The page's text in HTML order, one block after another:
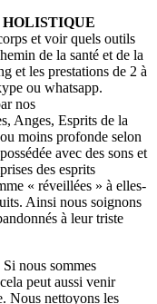
et voir quels outils
de la santé et de la
et les prestations de 2 à
ou whatsapp.
nos
Anges, Esprits de la
moins profonde selon
avec des sons et
des esprits
« réveillées » à elles-
Ainsi nous soignons
à leur triste
Si nous sommes
peut aussi venir
Nous nettoyons les